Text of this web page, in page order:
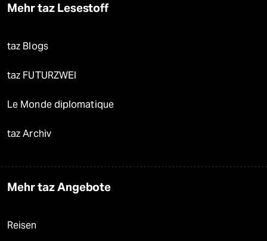
Mehr taz Lesestoff
taz Blogs
taz FUTURZWEI
Le Monde diplomatique
taz Archiv
Mehr taz Angebote
Reisen